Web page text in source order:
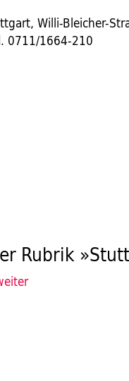
Willi-Bleicher-
0711/1664-210
Rubrik